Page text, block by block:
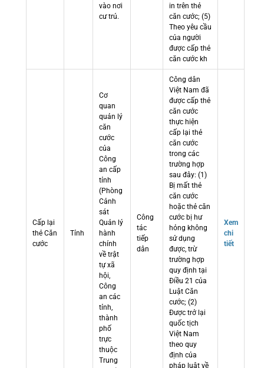
vào nơi
cư trú.
in trên thẻ
căn cước; (5)
Theo yêu cầu
của người
được cấp thẻ
căn cước kh
Cấp lại
thẻ Căn
cước
Tỉnh
Cơ
quan
quản lý
căn
cước
của
Công
an cấp
tỉnh
(Phòng
Cảnh
sát
Quản lý
hành
chính
về trật
tự xã
hội,
Công
an các
tỉnh,
thành
phố
trực
thuộc
Trung
Công
tác
tiếp
dân
Công dân
Việt Nam đã
được cấp thẻ
căn cước
thực hiện
cấp lại thẻ
căn cước
trong các
trường hợp
sau đây: (1)
Bị mất thẻ
căn cước
hoặc thẻ căn
cước bị hư
hỏng không
sử dụng
được, trừ
trường hợp
quy định tại
Điều 21 của
Luật Căn
cước; (2)
Được trở lại
quốc tịch
Việt Nam
theo quy
định của
pháp luật về
Xem
chi
tiết